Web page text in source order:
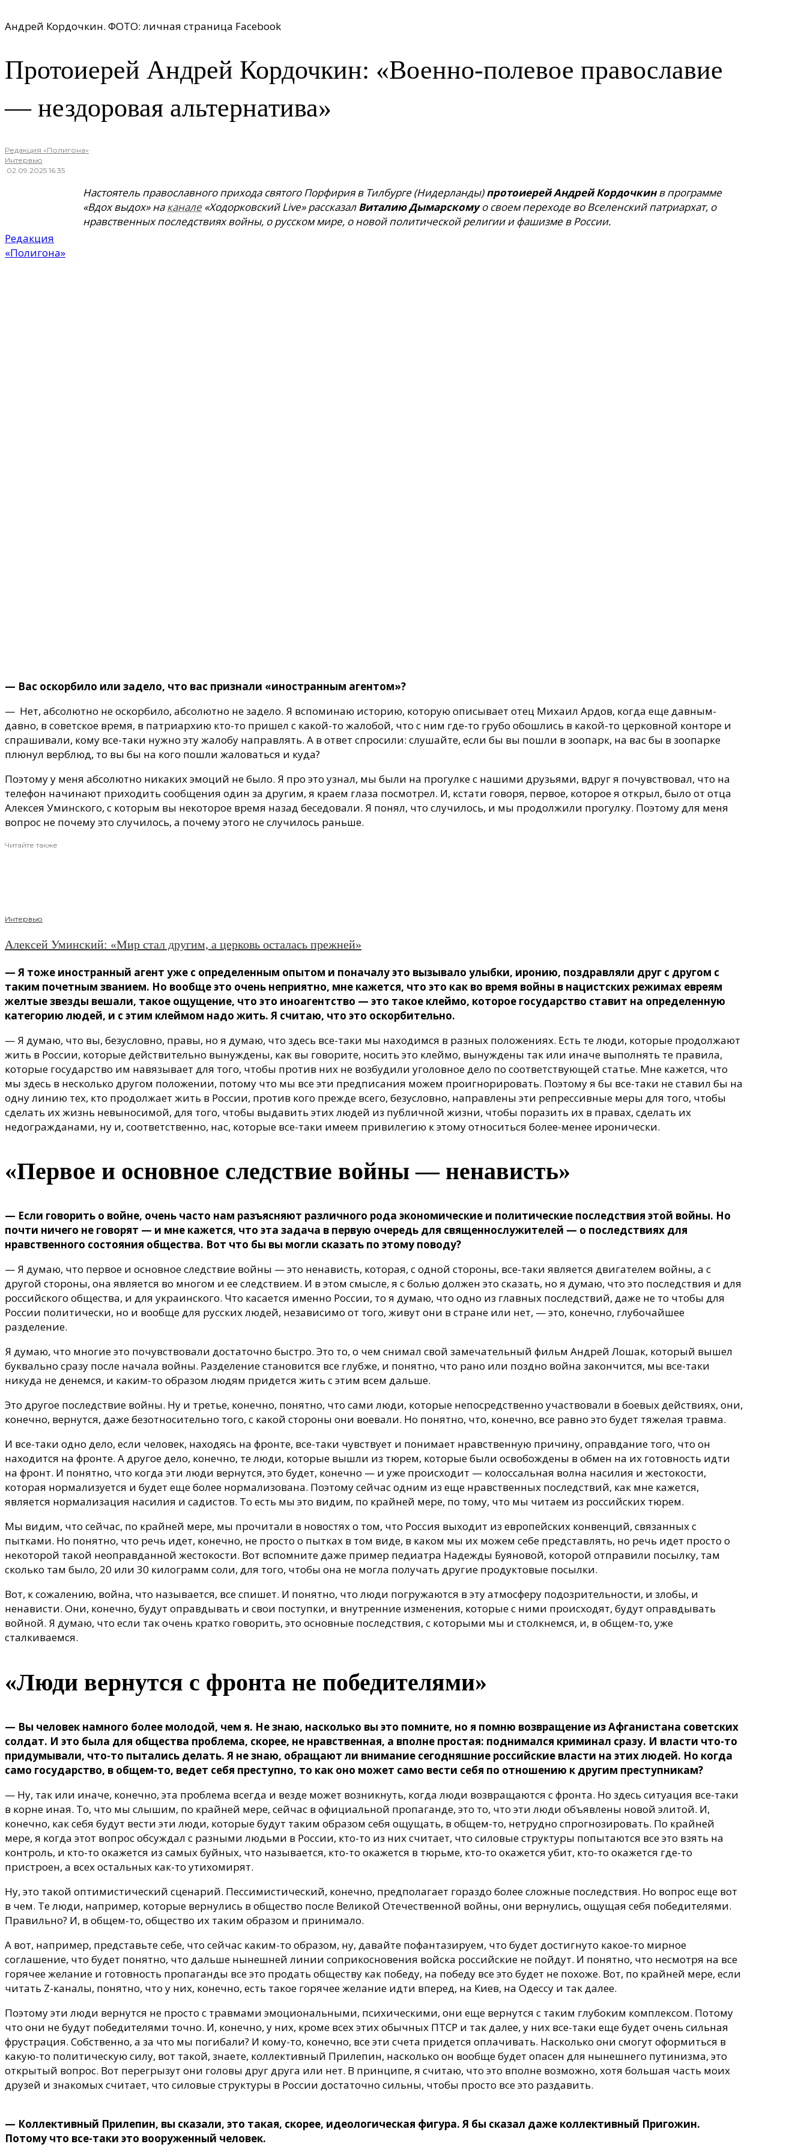
Андрей Кордочкин. ФОТО: личная страница Facebook
Протоиерей Андрей Кордочкин: «Военно-полевое православие
— нездоровая альтернатива»
Редакция «Полигона»·
Интервью
·02.09.2025 16:35
Редакция
«Полигона»
Настоятель православного прихода святого Порфирия в Тилбурге (Нидерланды)протоиерей Андрей Кордочкинв программе
«Вдох выдох» наканале «Ходорковский Live» рассказалВиталию Дымарскомуо своем переходе во Вселенский патриархат, о
нравственных последствиях войны, о русском мире, о новой политической религии и фашизме в России.
— Вас оскорбило или задело, что вас признали «иностранным агентом»?
— Нет, абсолютно не оскорбило, абсолютно не задело. Я вспоминаю историю, которую описывает отец Михаил Ардов, когда еще давным-
давно, в советское время, в патриархию кто-то пришел с какой-то жалобой, что с ним где-то грубо обошлись в какой-то церковной конторе и
спрашивали, кому все-таки нужно эту жалобу направлять. А в ответ спросили: слушайте, если бы вы пошли в зоопарк, на вас бы в зоопарке
плюнул верблюд, то вы бы на кого пошли жаловаться и куда?
Поэтому у меня абсолютно никаких эмоций не было. Я про это узнал, мы были на прогулке с нашими друзьями, вдруг я почувствовал, что на
телефон начинают приходить сообщения один за другим, я краем глаза посмотрел. И, кстати говоря, первое, которое я открыл, было от отца
Алексея Уминского, с которым вы некоторое время назад беседовали. Я понял, что случилось, и мы продолжили прогулку. Поэтому для меня
вопрос не почему это случилось, а почему этого не случилось раньше.
Читайте также
Интервью
Алексей Уминский: «Мир стал другим, а церковь осталась прежней»
— Я тоже иностранный агент уже с определенным опытом и поначалу это вызывало улыбки, иронию, поздравляли друг с другом с
таким почетным званием. Но вообще это очень неприятно, мне кажется, что это как во время войны в нацистских режимах евреям
желтые звезды вешали, такое ощущение, что это иноагентство — это такое клеймо, которое государство ставит на определенную
категорию людей, и с этим клеймом надо жить. Я считаю, что это оскорбительно.
— Я думаю, что вы, безусловно, правы, но я думаю, что здесь все-таки мы находимся в разных положениях. Есть те люди, которые продолжают
жить в России, которые действительно вынуждены, как вы говорите, носить это клеймо, вынуждены так или иначе выполнять те правила,
которые государство им навязывает для того, чтобы против них не возбудили уголовное дело по соответствующей статье. Мне кажется, что
мы здесь в несколько другом положении, потому что мы все эти предписания можем проигнорировать. Поэтому я бы все-таки не ставил бы на
одну линию тех, кто продолжает жить в России, против кого прежде всего, безусловно, направлены эти репрессивные меры для того, чтобы
сделать их жизнь невыносимой, для того, чтобы выдавить этих людей из публичной жизни, чтобы поразить их в правах, сделать их
недогражданами, ну и, соответственно, нас, которые все-таки имеем привилегию к этому относиться более-менее иронически.
«Первое и основное следствие войны — ненависть»
— Если говорить о войне, очень часто нам разъясняют различного рода экономические и политические последствия этой войны. Но
почти ничего не говорят — и мне кажется, что эта задача в первую очередь для священнослужителей — о последствиях для
нравственного состояния общества. Вот что бы вы могли сказать по этому поводу?
— Я думаю, что первое и основное следствие войны — это ненависть, которая, с одной стороны, все-таки является двигателем войны, а с
другой стороны, она является во многом и ее следствием. И в этом смысле, я с болью должен это сказать, но я думаю, что это последствия и для
российского общества, и для украинского. Что касается именно России, то я думаю, что одно из главных последствий, даже не то чтобы для
России политически, но и вообще для русских людей, независимо от того, живут они в стране или нет, — это, конечно, глубочайшее
разделение.
Я думаю, что многие это почувствовали достаточно быстро. Это то, о чем снимал свой замечательный фильм Андрей Лошак, который вышел
буквально сразу после начала войны. Разделение становится все глубже, и понятно, что рано или поздно война закончится, мы все-таки
никуда не денемся, и каким-то образом людям придется жить с этим всем дальше.
Это другое последствие войны. Ну и третье, конечно, понятно, что сами люди, которые непосредственно участвовали в боевых действиях, они,
конечно, вернутся, даже безотносительно того, с какой стороны они воевали. Но понятно, что, конечно, все равно это будет тяжелая травма.
И все-таки одно дело, если человек, находясь на фронте, все-таки чувствует и понимает нравственную причину, оправдание того, что он
находится на фронте. А другое дело, конечно, те люди, которые вышли из тюрем, которые были освобождены в обмен на их готовность идти
на фронт. И понятно, что когда эти люди вернутся, это будет, конечно — и уже происходит — колоссальная волна насилия и жестокости,
которая нормализуется и будет еще более нормализована. Поэтому сейчас одним из еще нравственных последствий, как мне кажется,
является нормализация насилия и садистов. То есть мы это видим, по крайней мере, по тому, что мы читаем из российских тюрем.
Мы видим, что сейчас, по крайней мере, мы прочитали в новостях о том, что Россия выходит из европейских конвенций, связанных с
пытками. Но понятно, что речь идет, конечно, не просто о пытках в том виде, в каком мы их можем себе представлять, но речь идет просто о
некоторой такой неоправданной жестокости. Вот вспомните даже пример педиатра Надежды Буяновой, которой отправили посылку, там
сколько там было, 20 или 30 килограмм соли, для того, чтобы она не могла получать другие продуктовые посылки.
Вот, к сожалению, война, что называется, все спишет. И понятно, что люди погружаются в эту атмосферу подозрительности, и злобы, и
ненависти. Они, конечно, будут оправдывать и свои поступки, и внутренние изменения, которые с ними происходят, будут оправдывать
войной. Я думаю, что если так очень кратко говорить, это основные последствия, с которыми мы и столкнемся, и, в общем-то, уже
сталкиваемся.
«Люди вернутся с фронта не победителями»
— Вы человек намного более молодой, чем я. Не знаю, насколько вы это помните, но я помню возвращение из Афганистана советских
солдат. И это была для общества проблема, скорее, не нравственная, а вполне простая: поднимался криминал сразу. И власти что-то
придумывали, что-то пытались делать. Я не знаю, обращают ли внимание сегодняшние российские власти на этих людей. Но когда
само государство, в общем-то, ведет себя преступно, то как оно может само вести себя по отношению к другим преступникам?
— Ну, так или иначе, конечно, эта проблема всегда и везде может возникнуть, когда люди возвращаются с фронта. Но здесь ситуация все-таки
в корне иная. То, что мы слышим, по крайней мере, сейчас в официальной пропаганде, это то, что эти люди объявлены новой элитой. И,
конечно, как себя будут вести эти люди, которые будут таким образом себя ощущать, в общем-то, нетрудно спрогнозировать. По крайней
мере, я когда этот вопрос обсуждал с разными людьми в России, кто-то из них считает, что силовые структуры попытаются все это взять на
контроль, и кто-то окажется из самых буйных, что называется, кто-то окажется в тюрьме, кто-то окажется убит, кто-то окажется где-то
пристроен, а всех остальных как-то утихомирят.
Ну, это такой оптимистический сценарий. Пессимистический, конечно, предполагает гораздо более сложные последствия. Но вопрос еще вот
в чем. Те люди, например, которые вернулись в общество после Великой Отечественной войны, они вернулись, ощущая себя победителями.
Правильно? И, в общем-то, общество их таким образом и принимало.
А вот, например, представьте себе, что сейчас каким-то образом, ну, давайте пофантазируем, что будет достигнуто какое-то мирное
соглашение, что будет понятно, что дальше нынешней линии соприкосновения войска российские не пойдут. И понятно, что несмотря на все
горячее желание и готовность пропаганды все это продать обществу как победу, на победу все это будет не похоже. Вот, по крайней мере, если
читать Z-каналы, понятно, что у них, конечно, есть такое горячее желание идти вперед, на Киев, на Одессу и так далее.
Поэтому эти люди вернутся не просто с травмами эмоциональными, психическими, они еще вернутся с таким глубоким комплексом. Потому
что они не будут победителями точно. И, конечно, у них, кроме всех этих обычных ПТСР и так далее, у них все-таки еще будет очень сильная
фрустрация. Собственно, а за что мы погибали? И кому-то, конечно, все эти счета придется оплачивать. Насколько они смогут оформиться в
какую-то политическую силу, вот такой, знаете, коллективный Прилепин, насколько он вообще будет опасен для нынешнего путинизма, это
открытый вопрос. Вот перегрызут они головы друг друга или нет. В принципе, я считаю, что это вполне возможно, хотя большая часть моих
друзей и знакомых считает, что силовые структуры в России достаточно сильны, чтобы просто все это раздавить.
— Коллективный Прилепин, вы сказали, это такая, скорее, идеологическая фигура. Я бы сказал даже коллективный Пригожин.
Потому что все-таки это вооруженный человек.